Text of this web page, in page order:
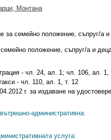
Монтана
за семейно положение, съпруг/а
положение, съпруг/а и
- чл. 24, ал. 1; чл. 106, ал.
- чл. 110, ал. 1, т. 12
г. за издаване на
административна:
услуга: